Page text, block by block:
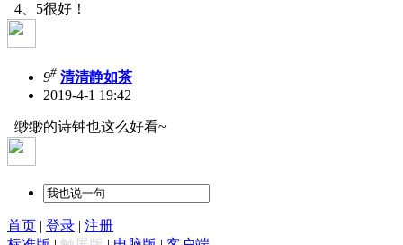
4、5很好！
9# 清清静如茶
2019-4-1 19:42
缈缈的诗钟也这么好看~
首页 登录
注册